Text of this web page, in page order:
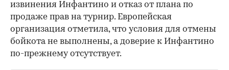
извинения Инфантино и отказ от плана по
продаже прав на турнир. Европейская
организация отметила, что условия для отмены
бойкота не выполнены, а доверие к Инфантино
по-прежнему отсутствует.